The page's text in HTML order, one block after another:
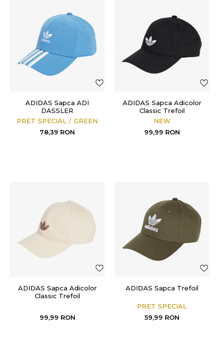
ADIDAS Sapca ADI
DASSLER
PRET SPECIAL
GREEN
78,39 RON
ADIDAS Sapca Adicolor
Classic Trefoil
NEW
99,99 RON
ADIDAS Sapca Adicolor
Classic Trefoil
99,99 RON
ADIDAS Sapca Trefoil
PRET SPECIAL
59,99 RON